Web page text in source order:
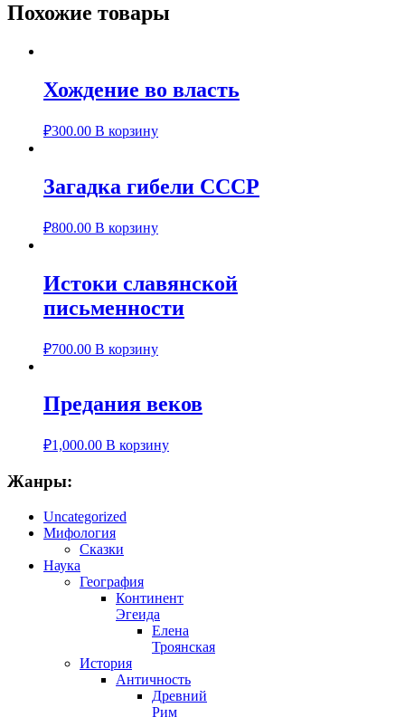
Похожие товары
Хождение во власть
₽300.00 В корзину
Загадка гибели СССР
₽800.00 В корзину
Истоки славянской
письменности
₽700.00 В корзину
Предания веков
₽1,000.00 В корзину
Жанры:
Uncategorized
Мифология
Сказки
Наука
География
Континент
Эгеида
Елена
Троянская
История
Античность
Древний
Рим